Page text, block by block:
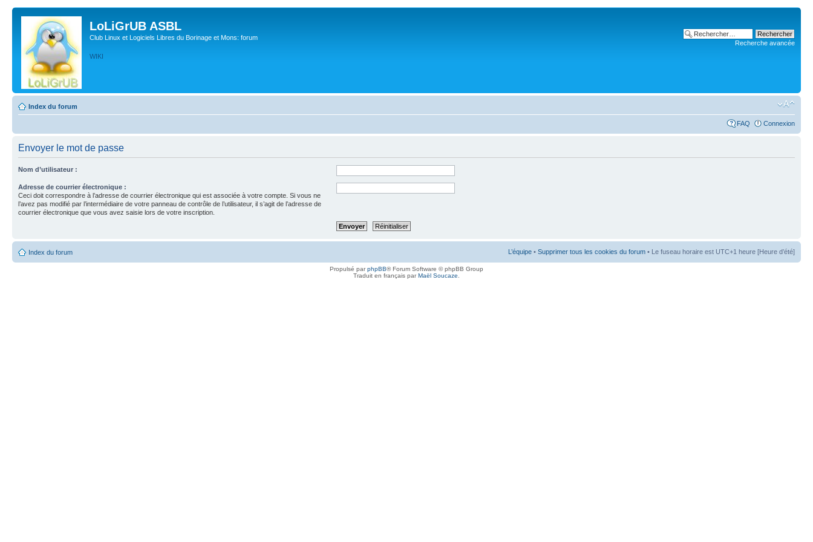
LoLiGrUB ASBL
Club Linux et Logiciels Libres du Borinage et Mons: forum
WIKI
Recherche avancée
Index du forum
FAQ Connexion
Envoyer le mot de passe
Nom d’utilisateur :
Adresse de courrier électronique :
Ceci doit correspondre à l’adresse de courrier électronique qui est associée à votre compte. Si vous ne
l’avez pas modifié par l’intermédiaire de votre panneau de contrôle de l’utilisateur, il s’agit de l’adresse de
courrier électronique que vous avez saisie lors de votre inscription.
Index du forum L’équipe • Supprimer tous les cookies du forum • Le fuseau horaire est UTC+1 heure [Heure d’été]
Propulsé parphpBB® Forum Software © phpBB Group
Traduit en français parMaël Soucaze